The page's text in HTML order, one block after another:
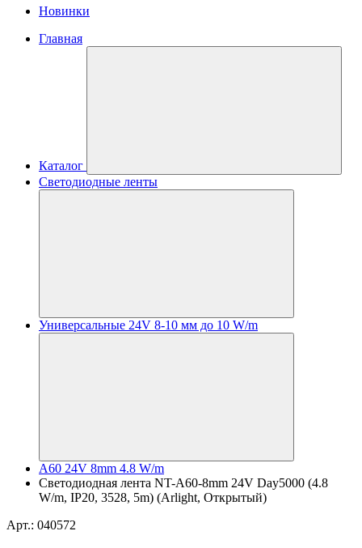
Новинки
Главная
Каталог
Светодиодные ленты
Универсальные 24V 8-10 мм до 10 W/m
A60 24V 8mm 4.8 W/m
Светодиодная лента NT-A60-8mm 24V Day5000 (4.8
W/m, IP20, 3528, 5m) (Arlight, Открытый)
Арт.: 040572